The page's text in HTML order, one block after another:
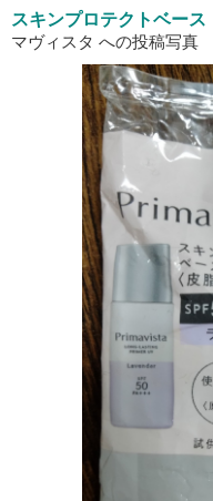
スキンプロテクトベー
マヴィスタ への投稿写真